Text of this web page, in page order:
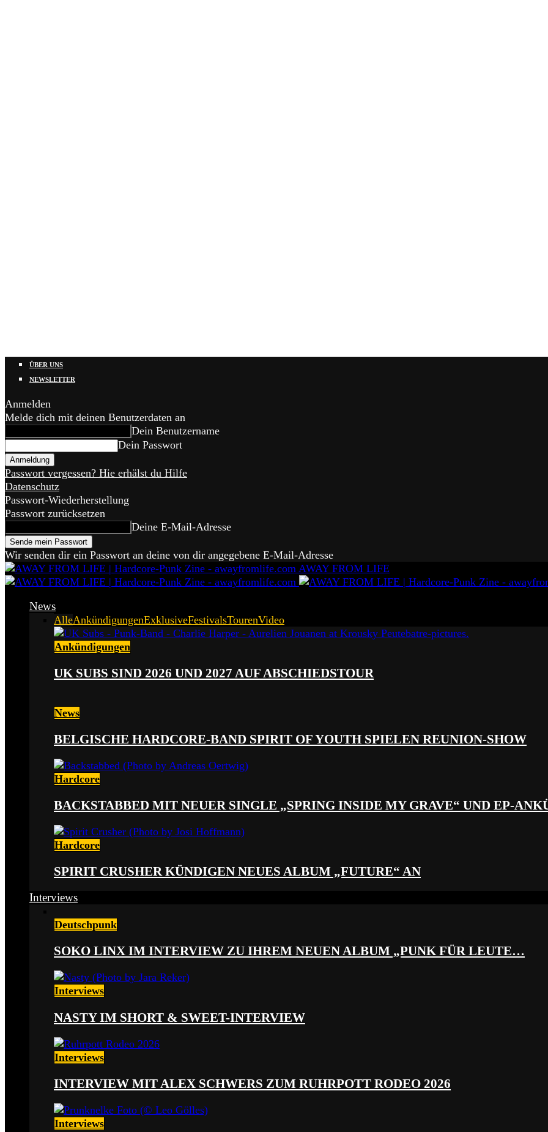
ÜBER UNS
NEWSLETTER
Anmelden
Melde dich mit deinen Benutzerdaten an
Dein Benutzername
Dein Passwort
Passwort vergessen? Hie erhälst du Hilfe
Datenschutz
Passwort-Wiederherstellung
Passwort zurücksetzen
Deine E-Mail-Adresse
Wir senden dir ein Passwort an deine von dir angegebene E-Mail-Adresse
AWAY FROM LIFE
News
AlleAnkündigungenExklusiveFestivalsTourenVideo
Ankündigungen
UK SUBS SIND 2026 UND 2027 AUF ABSCHIEDSTOUR
News
BELGISCHE HARDCORE-BAND SPIRIT OF YOUTH SPIELEN REUNION-SHOW
Hardcore
BACKSTABBED MIT NEUER SINGLE „SPRING INSIDE MY GRAVE“ UND EP-
Hardcore
SPIRIT CRUSHER KÜNDIGEN NEUES ALBUM „FUTURE“ AN
Interviews
Deutschpunk
SOKO LINX IM INTERVIEW ZU IHREM NEUEN ALBUM „PUNK FÜR LEUTE…
Interviews
NASTY IM SHORT & SWEET-INTERVIEW
Interviews
INTERVIEW MIT ALEX SCHWERS ZUM RUHRPOTT RODEO 2026
Interviews